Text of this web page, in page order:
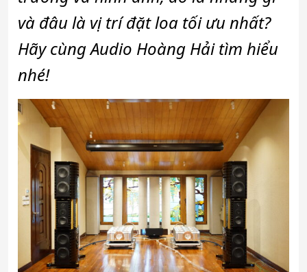
và đâu là vị trí đặt loa tối ưu nhất?
Hãy cùng Audio Hoàng Hải tìm hiểu
nhé!